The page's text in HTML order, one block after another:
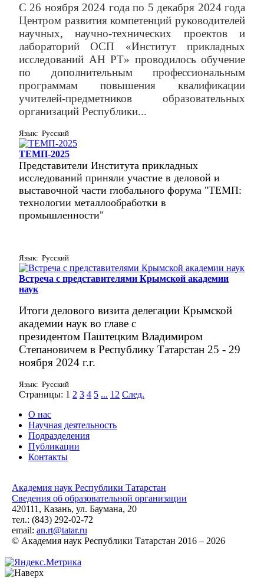
С 26 ноября 2024 года по 5 декабря 2024 года
Центром развития компетенций руководителей
научных, научно-технических проектов и
лабораторийОСП «Институт прикладных
исследований АН РТ» проводилось обучение
по дополнительным профессиональным
программам повышения квалификации
учителей-предметников образовательных
организаций Республики...
Язык: Русский
ТЕМП-2025
Представители Института прикладных
исследований приняли участие в деловой и
выставочной части глобального форума "ТЕМП:
технологии металлообработки в
промышленности"
Язык: Русский
Встреча с представителями Крымской академии
наук
Итоги делового визита делегации Крымской
академии наук во главе с
президентом Паштецким Владимиром
Степановичем в Республику Татарстан 25 - 29
ноября 2024 г.г.
Язык: Русский
Страницы: 1 2 3 4 5 ... 12 След.
О нас
Научная деятельность
Подразделения
Публикации
Контакты
Академия наук Республики Татарстан
Сведения об образовательной организации
420111, Казань, ул. Баумана, 20
тел.: (843) 292-02-72
email: an.rt@tatar.ru
© Академия наук Республики Татарстан 2016 – 2026